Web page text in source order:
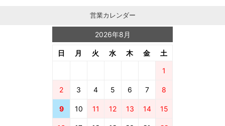
営業カレンダー
2026年8月
日 月 火 水 木 金 土
1
2 3 4 5 6 7 8
9 10 11 12 13 14 15